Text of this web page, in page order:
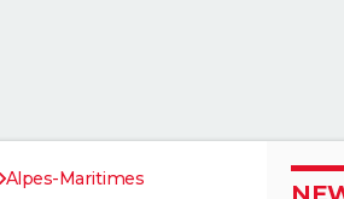
Alpes-Maritimes